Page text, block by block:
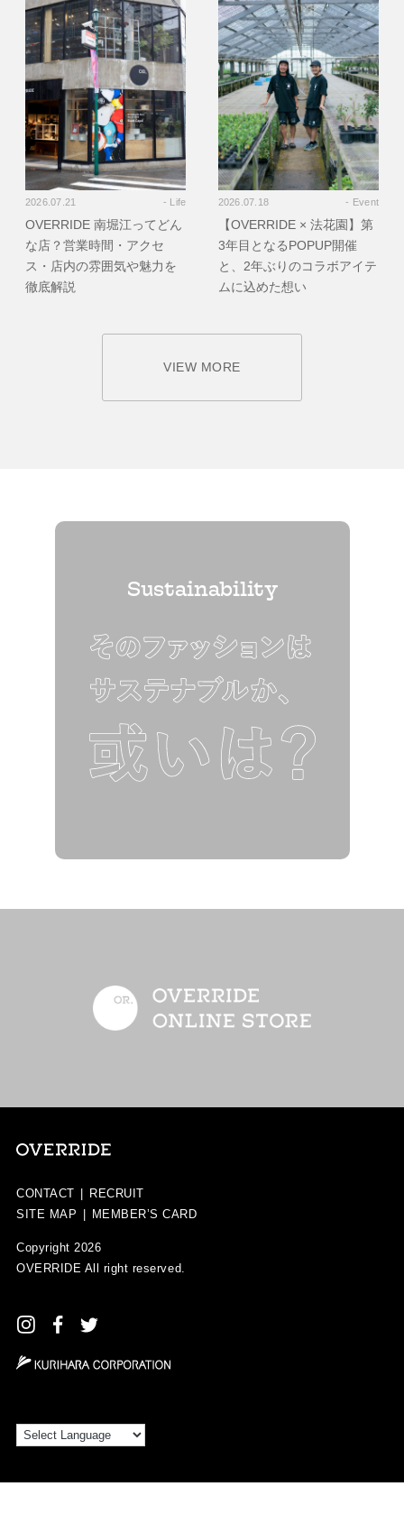
2026.07.21 - Life
OVERRIDE 南堀江ってどん
な店？営業時間・アクセ
ス・店内の雰囲気や魅力を
徹底解説
2026.07.18 - Event
【OVERRIDE × 法花園】第
3年目となるPOPUP開催
と、2年ぶりのコラボアイテ
ムに込めた想い
VIEW MORE
Sustainability
CONTACT
RECRUIT
SITE MAP
MEMBER’S CARD
Copyright 2026
OVERRIDE All right reserved.